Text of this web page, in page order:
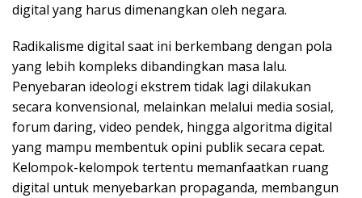
digital yang harus dimenangkan oleh negara.
Radikalisme digital saat ini berkembang dengan pola
yang lebih kompleks dibandingkan masa lalu.
Penyebaran ideologi ekstrem tidak lagi dilakukan
secara konvensional, melainkan melalui media sosial,
forum daring, video pendek, hingga algoritma digital
yang mampu membentuk opini publik secara cepat.
Kelompok-kelompok tertentu memanfaatkan ruang
digital untuk menyebarkan propaganda, membangun